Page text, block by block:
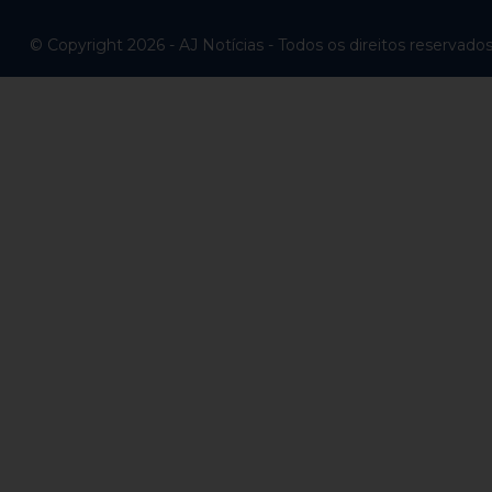
© Copyright 2026 - AJ Notícias - Todos os direitos reservados